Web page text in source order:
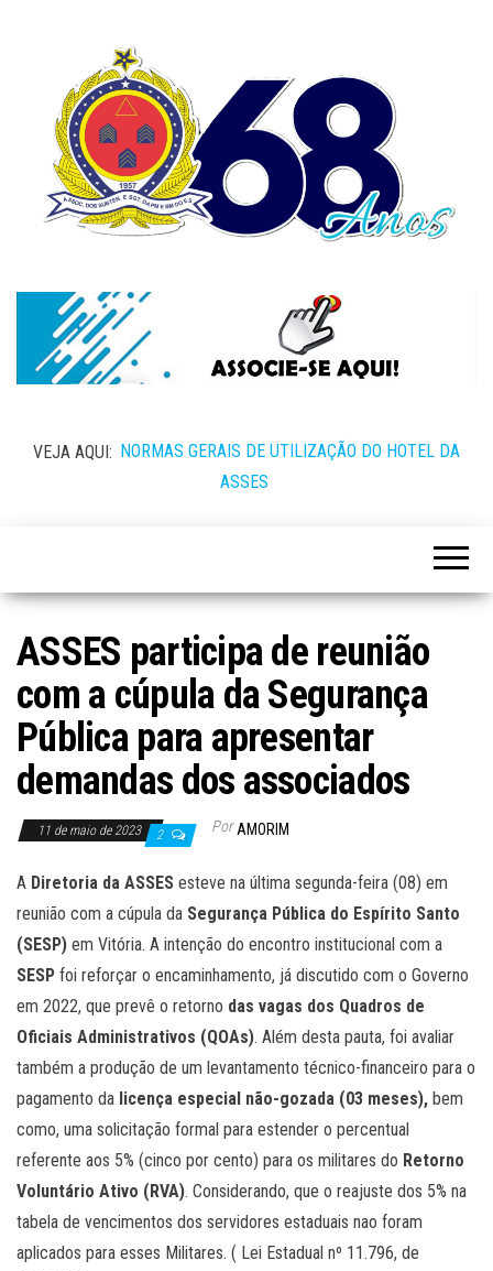
VEJA AQUI: NORMAS GERAIS DE UTILIZAÇÃO DO HOTEL DA
ASSES
ASSES participa de reunião
com a cúpula da Segurança
Pública para apresentar
demandas dos associados
11 de maio de 2023 2 Por AMORIM
A Diretoria da ASSES esteve na última segunda-feira (08) em
reunião com a cúpula da Segurança Pública do Espírito Santo
(SESP) em Vitória. A intenção do encontro institucional com a
SESP foi reforçar o encaminhamento, já discutido com o Governo
em 2022, que prevê o retorno das vagas dos Quadros de
Oficiais Administrativos (QOAs). Além desta pauta, foi avaliar
também a produção de um levantamento técnico-financeiro para o
pagamento da licença especial não-gozada (03 meses), bem
como, uma solicitação formal para estender o percentual
referente aos 5% (cinco por cento) para os militares do Retorno
Voluntário Ativo (RVA). Considerando, que o reajuste dos 5% na
tabela de vencimentos dos servidores estaduais nao foram
aplicados para esses Militares. ( Lei Estadual nº 11.796, de